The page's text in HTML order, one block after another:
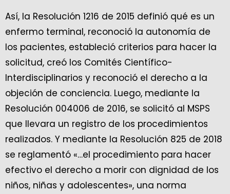
Así, la Resolución 1216 de 2015 definió qué es un
enfermo terminal, reconoció la autonomía de
los pacientes, estableció criterios para hacer la
solicitud, creó los Comités Científico-
Interdisciplinarios y reconoció el derecho a la
objeción de conciencia. Luego, mediante la
Resolución 004006 de 2016, se solicitó al MSPS
que llevara un registro de los procedimientos
realizados. Y mediante la Resolución 825 de 2018
se reglamentó «…el procedimiento para hacer
efectivo el derecho a morir con dignidad de los
niños, niñas y adolescentes», una norma